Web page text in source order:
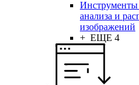
Инструменты
анализа и
изображений
+ ЕЩЕ 4